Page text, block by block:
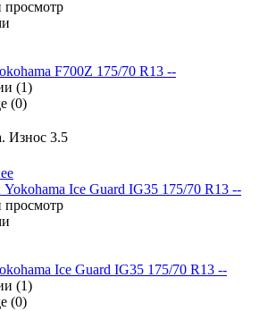
F700Z 175/70 R13 --
(1)
(0)
Износ 3.5
Ice Guard IG35 175/70 R13 --
(1)
(0)